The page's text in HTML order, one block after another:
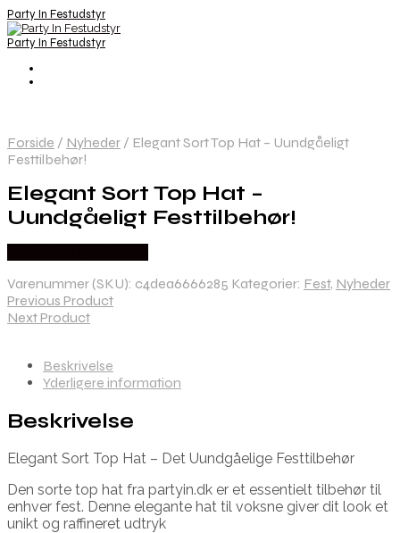
Party In Festudstyr
Party In Festudstyr
Forside / Nyheder / Elegant Sort Top Hat – Uundgåeligt
Festtilbehør!
Elegant Sort Top Hat –
Uundgåeligt Festtilbehør!
Varenummer (SKU): c4dea6666285 Kategorier: Fest, Nyheder
Previous Product
Next Product
Beskrivelse
Yderligere information
Beskrivelse
Elegant Sort Top Hat – Det Uundgåelige Festtilbehør
Den sorte top hat fra partyin.dk er et essentielt tilbehør til
enhver fest. Denne elegante hat til voksne giver dit look et
unikt og raffineret udtryk